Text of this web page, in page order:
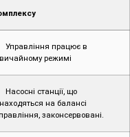
Управління працює в
режимі
Насосні станції, що
на балансі
законсервовані.